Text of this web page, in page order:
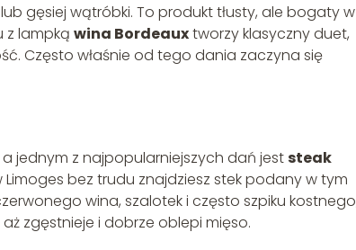
gęsiej wątróbki. To produkt tłusty, ale bogaty w
z lampką wina Bordeauxtworzy klasyczny duet,
Często właśnie od tego dania zaczyna się
jednym z najpopularniejszych dań jeststeak
bez trudu znajdziesz stek podany w tym
wina, szalotek i często szpiku
aż zgęstnieje i dobrze oblepi mięso.